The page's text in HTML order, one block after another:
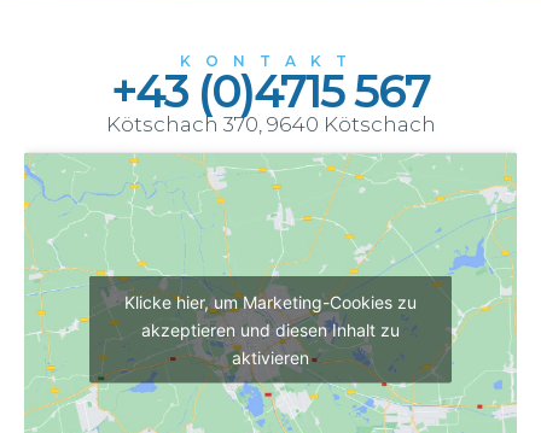
KONTAKT
+43 (0)4715 567
Kötschach 370, 9640 Kötschach
Klicke hier, um Marketing-Cookies zu
akzeptieren und diesen Inhalt zu
aktivieren